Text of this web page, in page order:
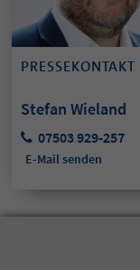
PRESSEKONTAKT
Stefan Wieland
07503 929-257
E-Mail senden